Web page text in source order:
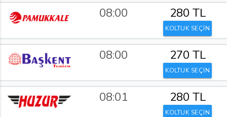
08:00 280 TL
KOLTUK SEÇİN
08:00 270 TL
KOLTUK SEÇİN
08:01 280 TL
KOLTUK SEÇİN